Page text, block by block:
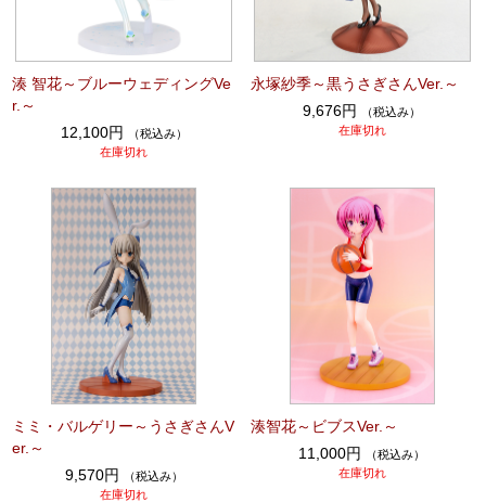
湊 智花～ブルーウェディングVe
r.～
12,100円
（税込み）
在庫切れ
永塚紗季～黒うさぎさんVer.～
9,676円
（税込み）
在庫切れ
ミミ・バルゲリー～うさぎさんV
er.～
9,570円
（税込み）
在庫切れ
湊智花～ビブスVer.～
11,000円
（税込み）
在庫切れ